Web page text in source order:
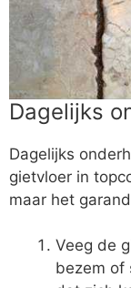
Dagelijks
Dagelijks
gietvloer in
maar het
Veeg de
bezem of